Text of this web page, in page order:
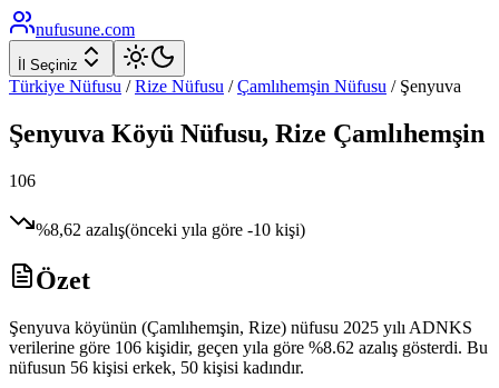
nufusune.com
İl Seçiniz
Türkiye Nüfusu / Rize Nüfusu / Çamlıhemşin Nüfusu / Şenyuva
Şenyuva Köyü Nüfusu, Rize Çamlıhemşin
106
%8,62 azalış(önceki yıla göre -10 kişi)
Özet
Şenyuva köyünün (Çamlıhemşin, Rize) nüfusu 2025 yılı ADNKS
verilerine göre 106 kişidir, geçen yıla göre %8.62 azalış gösterdi. Bu
nüfusun 56 kişisi erkek, 50 kişisi kadındır.